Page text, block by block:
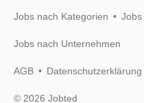
Jobs nach Kategorien
Jobs nach Unternehmen
AGB Datenschutzerklärung
© 2026 Jobted